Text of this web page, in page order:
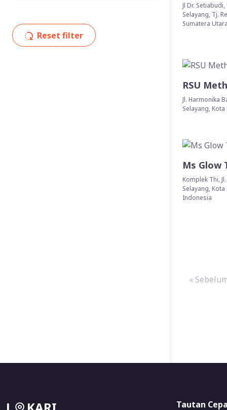
Reset filter
Jl Dr.
Selayang, Tj.
Sumatera
RSU
Jl. Harmonika
Selayang,
Ms Glow
Komplek Thi,
Selayang,
Indonesia
«
Tautan